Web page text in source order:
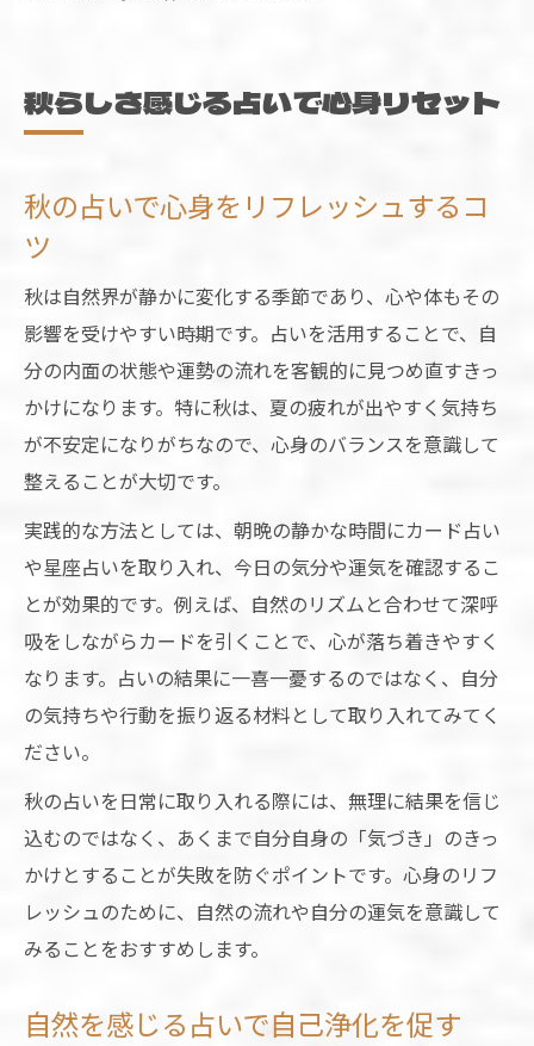
秋らしさ感じる占いで心身リセット
秋の占いで心身をリフレッシュするコ
ツ
秋は自然界が静かに変化する季節であり、心や体もその
影響を受けやすい時期です。占いを活用することで、自
分の内面の状態や運勢の流れを客観的に見つめ直すきっ
かけになります。特に秋は、夏の疲れが出やすく気持ち
が不安定になりがちなので、心身のバランスを意識して
整えることが大切です。
実践的な方法としては、朝晩の静かな時間にカード占い
や星座占いを取り入れ、今日の気分や運気を確認するこ
とが効果的です。例えば、自然のリズムと合わせて深呼
吸をしながらカードを引くことで、心が落ち着きやすく
なります。占いの結果に一喜一憂するのではなく、自分
の気持ちや行動を振り返る材料として取り入れてみてく
ださい。
秋の占いを日常に取り入れる際には、無理に結果を信じ
込むのではなく、あくまで自分自身の「気づき」のきっ
かけとすることが失敗を防ぐポイントです。心身のリフ
レッシュのために、自然の流れや自分の運気を意識して
みることをおすすめします。
自然を感じる占いで自己浄化を促す